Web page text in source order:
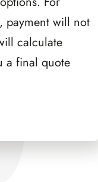
payment will not
calculate
a final quote